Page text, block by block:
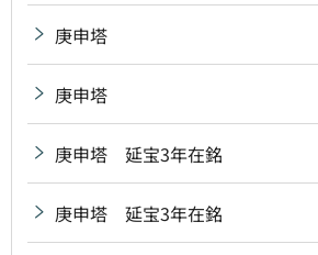
庚申塔
庚申塔
庚申塔 延宝3年在銘
庚申塔 延宝3年在銘